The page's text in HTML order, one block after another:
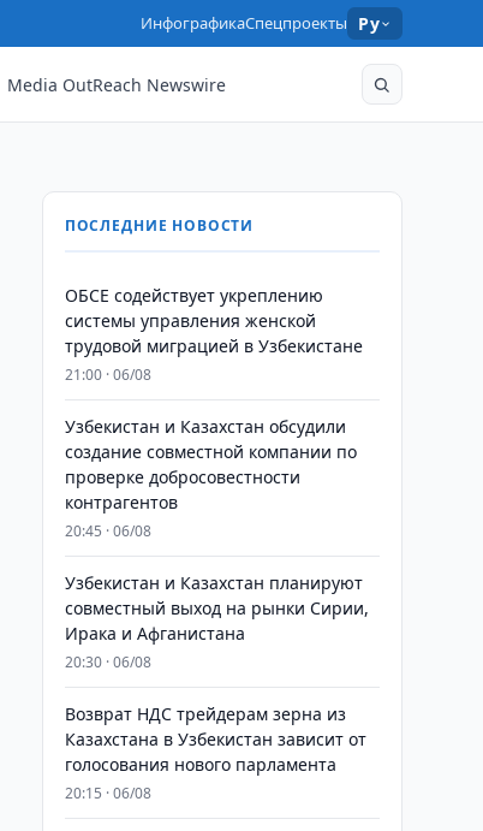
ИнфографикаСпецпроекты Ру
Media OutReach Newswire
ПОСЛЕДНИЕ НОВОСТИ
ОБСЕ содействует укреплению
системы управления женской
трудовой миграцией в Узбекистане
21:00 · 06/08
Узбекистан и Казахстан обсудили
создание совместной компании по
проверке добросовестности
контрагентов
20:45 · 06/08
Узбекистан и Казахстан планируют
совместный выход на рынки Сирии,
Ирака и Афганистана
20:30 · 06/08
Возврат НДС трейдерам зерна из
Казахстана в Узбекистан зависит от
голосования нового парламента
20:15 · 06/08